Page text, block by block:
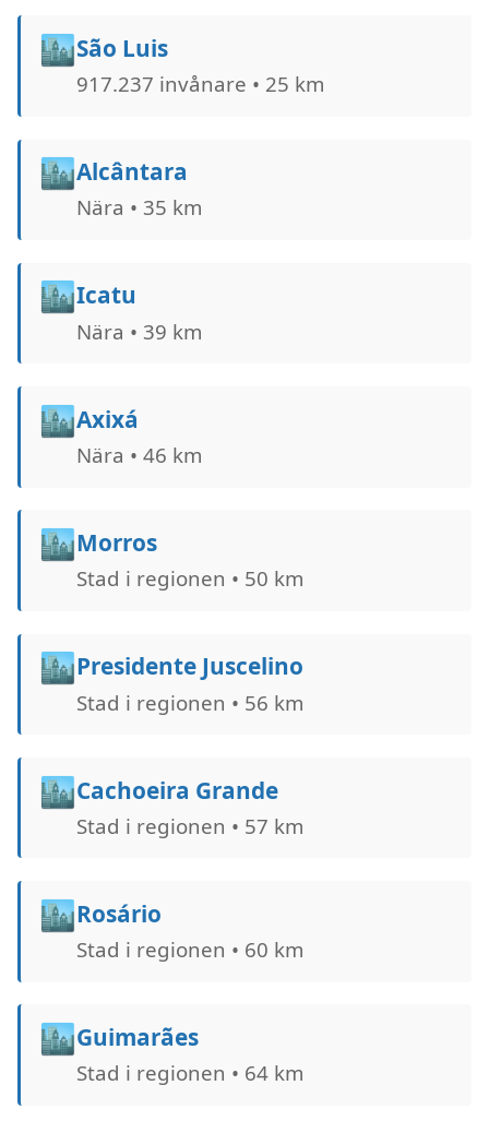
🏙️São Luis
917.237 invånare • 25 km
🏙️Alcântara
Nära • 35 km
🏙️Icatu
Nära • 39 km
🏙️Axixá
Nära • 46 km
🏙️Morros
Stad i regionen • 50 km
🏙️Presidente Juscelino
Stad i regionen • 56 km
🏙️Cachoeira Grande
Stad i regionen • 57 km
🏙️Rosário
Stad i regionen • 60 km
🏙️Guimarães
Stad i regionen • 64 km